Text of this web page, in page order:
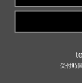
受付時